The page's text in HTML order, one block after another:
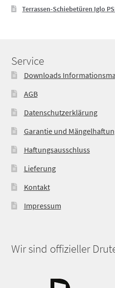
Terrassen-Schiebetüren Iglo
Service
Downloads
AGB
Datenschutzerklärung
Garantie und
Haftungsausschluss
Lieferung
Kontakt
Impressum
Wir sind offizieller